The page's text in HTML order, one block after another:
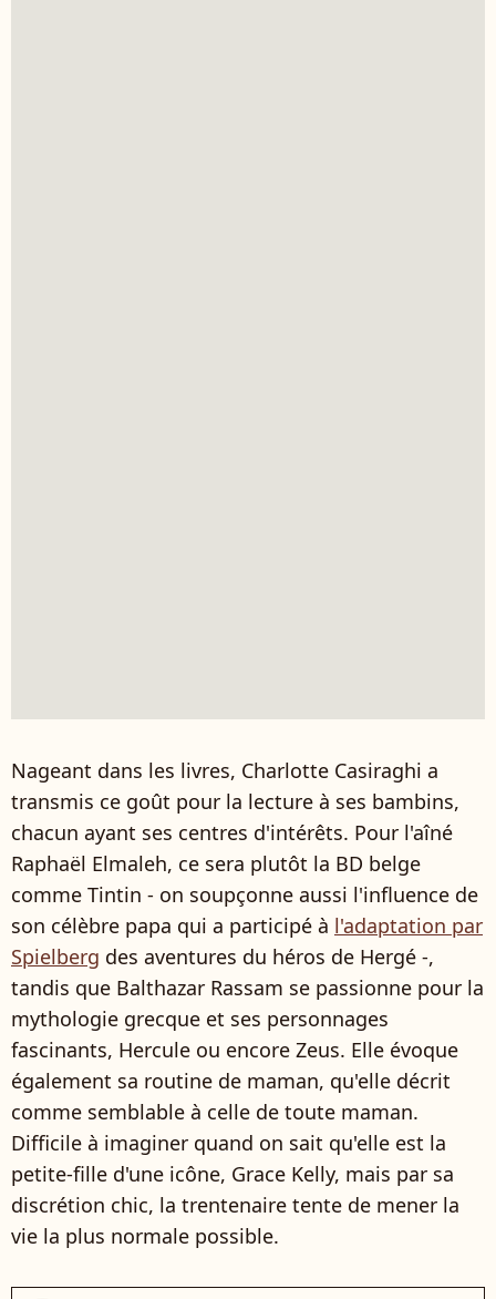
Nageant dans les livres, Charlotte Casiraghi a
transmis ce goût pour la lecture à ses bambins,
chacun ayant ses centres d'intérêts. Pour l'aîné
Raphaël Elmaleh, ce sera plutôt la BD belge
comme Tintin - on soupçonne aussi l'influence de
son célèbre papa qui a participé à l'adaptation par
Spielberg des aventures du héros de Hergé -,
tandis que Balthazar Rassam se passionne pour la
mythologie grecque et ses personnages
fascinants, Hercule ou encore Zeus. Elle évoque
également sa routine de maman, qu'elle décrit
comme semblable à celle de toute maman.
Difficile à imaginer quand on sait qu'elle est la
petite-fille d'une icône, Grace Kelly, mais par sa
discrétion chic, la trentenaire tente de mener la
vie la plus normale possible.